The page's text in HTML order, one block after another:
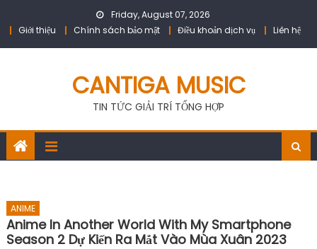
Friday, August 07, 2026
Giới thiệu
Chính sách bảo mật Điều khoản dịch vụ Liên hệ
CANTIGA MUSIC
TIN TỨC GIẢI TRÍ TỔNG HỢP
ANIME
Anime In Another World With My Smartphone
Season 2 Dự Kiến ​​ra Mắt Vào Mùa Xuân 2023